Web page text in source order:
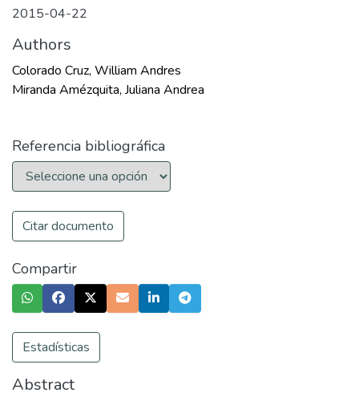
2015-04-22
Authors
Colorado Cruz, William Andres
Miranda Amézquita, Juliana Andrea
Referencia bibliográfica
Citar documento
Compartir
Estadísticas
Abstract